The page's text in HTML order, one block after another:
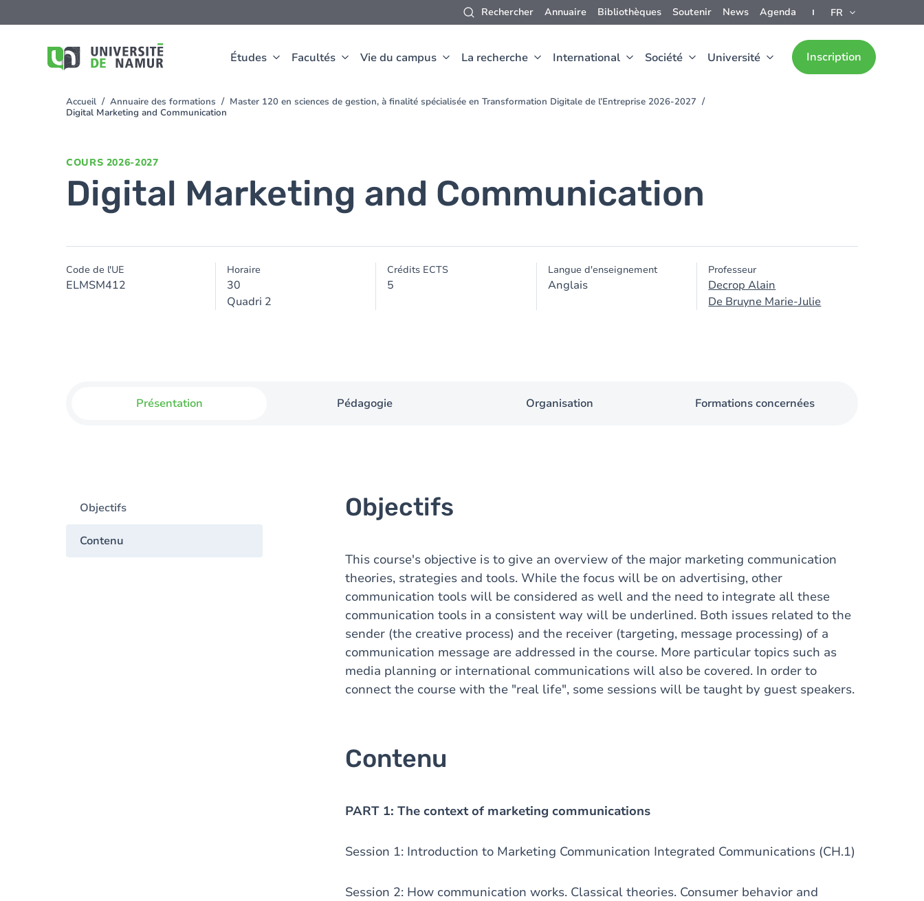
Rechercher Annuaire Bibliothèques Soutenir News Agenda FR
Études Facultés Vie du campus La recherche International Société Université Inscription
au
You
are
Accueil Annuaire des formations
Master 120 en sciences de gestion, à finalité spécialisée en Transformation Digitale de l’Entreprise 2026-2027
Digital Marketing and Communication
COURS 2026-2027
Digital Marketing and Communication
Code de l'UE
ELMSM412
Horaire
30
Quadri 2
Crédits ECTS
5
Langue d'enseignement
Anglais
Professeur
Decrop Alain
De Bruyne Marie-Julie
Présentation Pédagogie Organisation Formations concernées
Objectifs
Contenu
Objectifs
This course's objective is to give an overview of the major marketing communication
theories, strategies and tools. While the focus will be on advertising, other
communication tools will be considered as well and the need to integrate all these
communication tools in a consistent way will be underlined. Both issues related to the
sender (the creative process) and the receiver (targeting, message processing) of a
communication message are addressed in the course. More particular topics such as
media planning or international communications will also be covered. In order to
connect the course with the "real life", some sessions will be taught by guest speakers.
Contenu
PART 1: The context of marketing communications
Session 1: Introduction to Marketing Communication Integrated Communications (CH.1)
Session 2: How communication works. Classical theories. Consumer behavior and